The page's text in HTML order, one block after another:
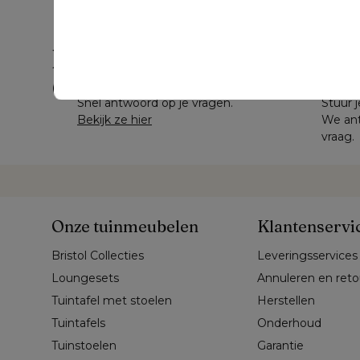
Hulp nodig?
Snel antwoord op je vragen.
Bekijk ze hier
Stuur
We
vraag.
Onze tuinmeubelen
Bristol Collecties
Loungesets
Tuintafel met stoelen
Tuintafels
Tuinstoelen
Leveringsservices
Annuleren en
Herstellen
Onderhoud
Garantie